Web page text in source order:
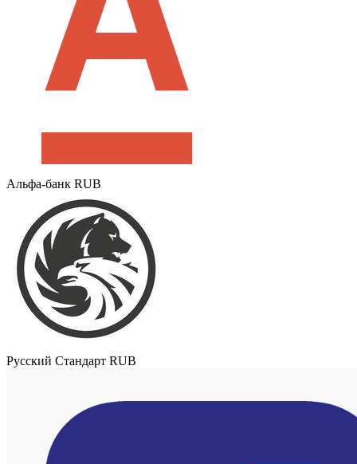
Альфа-банк RUB
Русский Стандарт RUB